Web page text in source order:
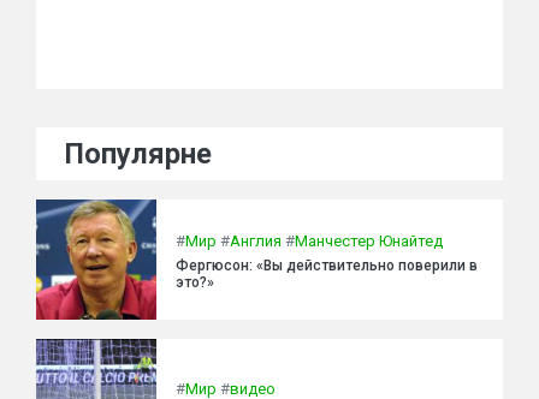
Популярне
#Мир #Англия #Манчестер Юнайтед
Фергюсон: «Вы действительно поверили в
это?»
#Мир #видео